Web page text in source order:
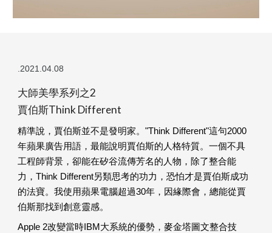
.2021.04.08
大師美學系列之2
賈伯斯Think Different
精準說，賈伯斯並不是發明家。"Think Different"這句2000
年蘋果廣告用語，最能說明賈伯斯的人格特質。一個不具
工程師背景，卻能在矽谷流傳芳名的人物，除了整合能
力，Think Different另類思考的功力，恐怕才是賈伯斯成功
的法寶。我使用蘋果電腦超過30年，因緣際會，總能從賈
伯斯那找到創意靈感。
Apple 2改變當時IBM大系統的優勢，麥金塔圖文整合技